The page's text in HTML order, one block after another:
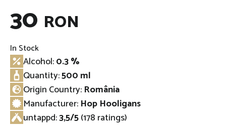
30 RON
In Stock
Alcohol:0.3 %
Quantity:500 ml
Origin Country: România
Manufacturer: Hop Hooligans
untappd:3,5/5(178 ratings)